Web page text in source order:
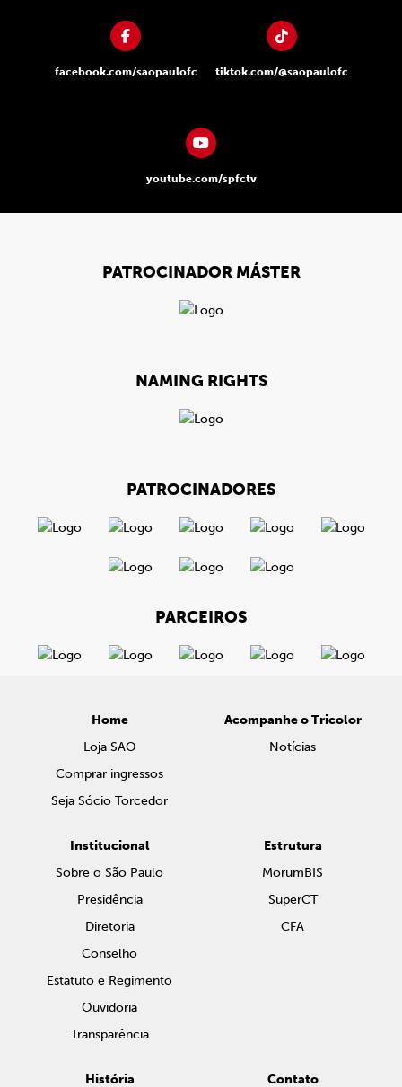
facebook.com/saopaulofc tiktok.com/@saopaulofc
youtube.com/spfctv
PATROCINADOR MÁSTER
NAMING RIGHTS
PATROCINADORES
PARCEIROS
Home
Loja SAO
Comprar ingressos
Seja Sócio Torcedor
Acompanhe o Tricolor
Notícias
Institucional
Sobre o São Paulo
Presidência
Diretoria
Conselho
Estatuto e Regimento
Ouvidoria
Transparência
Estrutura
MorumBIS
SuperCT
CFA
História Contato